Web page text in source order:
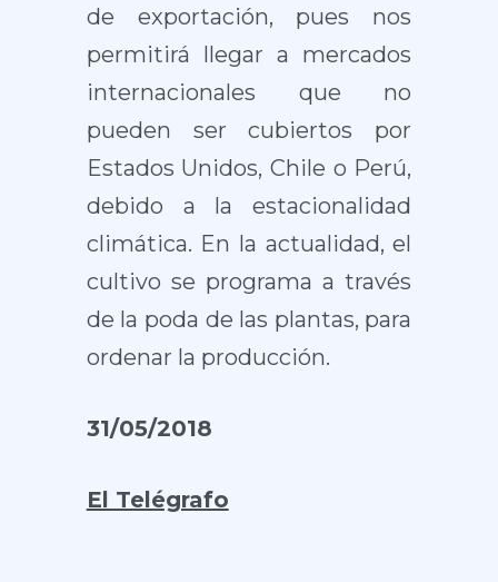
de exportación, pues nos
permitirá llegar a mercados
internacionales que no
pueden ser cubiertos por
Estados Unidos, Chile o Perú,
debido a la estacionalidad
climática. En la actualidad, el
cultivo se programa a través
de la poda de las plantas, para
ordenar la producción.
31/05/2018
El Telégrafo